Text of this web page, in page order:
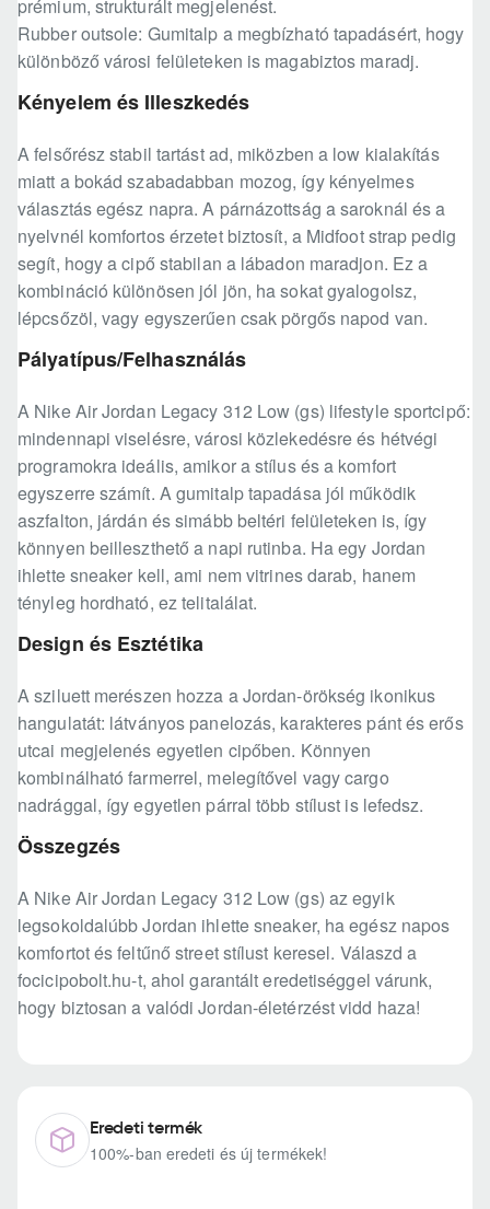
prémium, strukturált megjelenést.
Rubber outsole: Gumitalp a megbízható tapadásért, hogy
különböző városi felületeken is magabiztos maradj.
Kényelem és Illeszkedés
A felsőrész stabil tartást ad, miközben a low kialakítás
miatt a bokád szabadabban mozog, így kényelmes
választás egész napra. A párnázottság a saroknál és a
nyelvnél komfortos érzetet biztosít, a Midfoot strap pedig
segít, hogy a cipő stabilan a lábadon maradjon. Ez a
kombináció különösen jól jön, ha sokat gyalogolsz,
lépcsőzöl, vagy egyszerűen csak pörgős napod van.
Pályatípus/Felhasználás
A Nike Air Jordan Legacy 312 Low (gs) lifestyle sportcipő:
mindennapi viselésre, városi közlekedésre és hétvégi
programokra ideális, amikor a stílus és a komfort
egyszerre számít. A gumitalp tapadása jól működik
aszfalton, járdán és simább beltéri felületeken is, így
könnyen beilleszthető a napi rutinba. Ha egy Jordan
ihlette sneaker kell, ami nem vitrines darab, hanem
tényleg hordható, ez telitalálat.
Design és Esztétika
A sziluett merészen hozza a Jordan-örökség ikonikus
hangulatát: látványos panelozás, karakteres pánt és erős
utcai megjelenés egyetlen cipőben. Könnyen
kombinálható farmerrel, melegítővel vagy cargo
nadrággal, így egyetlen párral több stílust is lefedsz.
Összegzés
A Nike Air Jordan Legacy 312 Low (gs) az egyik
legsokoldalúbb Jordan ihlette sneaker, ha egész napos
komfortot és feltűnő street stílust keresel. Válaszd a
focicipobolt.hu-t, ahol garantált eredetiséggel várunk,
hogy biztosan a valódi Jordan-életérzést vidd haza!
Eredeti termék
100%-ban eredeti és új termékek!